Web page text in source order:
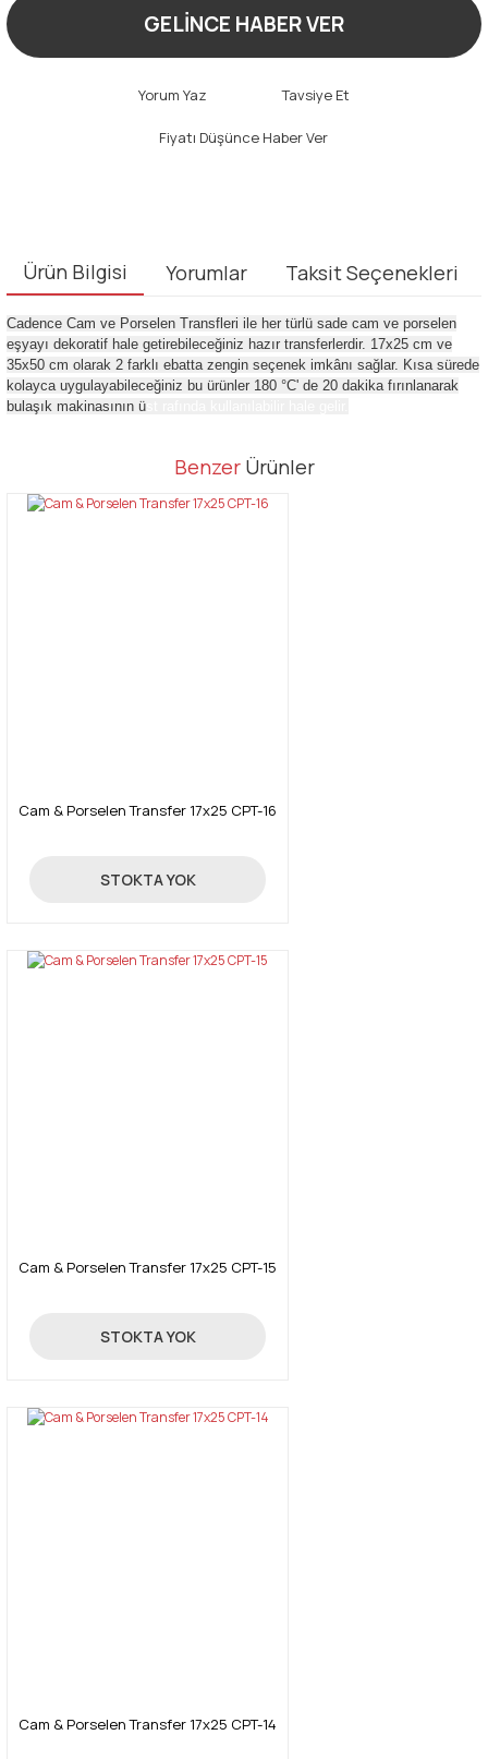
GELİNCE HABER VER
Yorum Yaz Tavsiye Et
Fiyatı Düşünce Haber Ver
Ürün Bilgisi Yorumlar Taksit Seçenekleri
Cadence Cam ve Porselen Transfleri ile her türlü sade cam ve porselen
eşyayı dekoratif hale getirebileceğiniz hazır transferlerdir. 17x25 cm ve
35x50 cm olarak 2 farklı ebatta zengin seçenek imkânı sağlar. Kısa sürede
kolayca uygulayabileceğiniz bu ürünler 180 °C' de 20 dakika fırınlanarak
bulaşık makinasının ü
Bu ürüne ilk yorumu siz yapın!
Bu ürünün fiyat bilgisi, resim, ürün açıklamalarında ve diğer
tarafımıza iletebilirsiniz.
Benzer Ürünler
Cam & Porselen Transfer 17x25 CPT-16
4,26 TL
STOKTA YOK
Cam & Porselen Transfer 17x25 CPT-15
4,26 TL
STOKTA YOK
Cam & Porselen Transfer 17x25 CPT-14